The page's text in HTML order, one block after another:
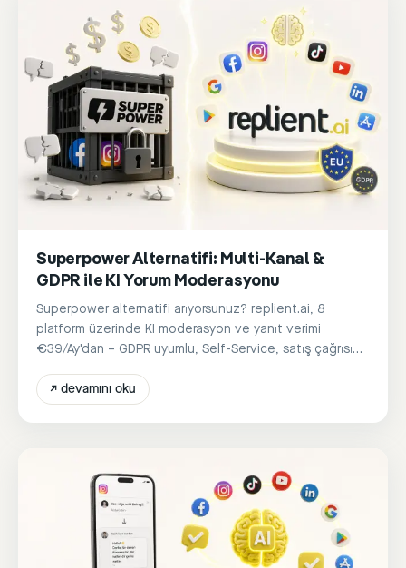
Superpower Alternatifi: Multi-Kanal &
GDPR ile KI Yorum Moderasyonu
Superpower alternatifi arıyorsunuz? replient.ai, 8
platform üzerinde KI moderasyon ve yanıt verimi
€39/Ay'dan – GDPR uyumlu, Self-Service, satış çağrısı
↗ devamını oku